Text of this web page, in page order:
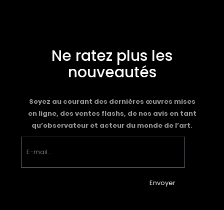
Ne ratez plus les
nouveautés
Soyez au courant des dernières œuvres mises
en ligne, des ventes flashs, de nos avis en tant
qu’observateur et acteur du monde de l’art.
Envoyer